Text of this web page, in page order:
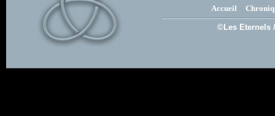
Accueil
©Les Eternels